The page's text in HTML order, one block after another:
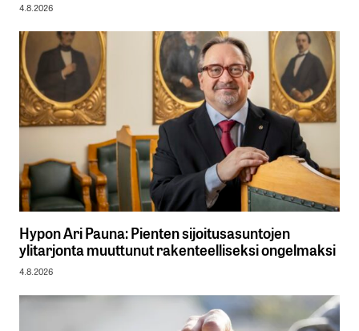
4.8.2026
Hypon Ari Pauna: Pienten sijoitusasuntojen
ylitarjonta muuttunut rakenteelliseksi ongelmaksi
4.8.2026